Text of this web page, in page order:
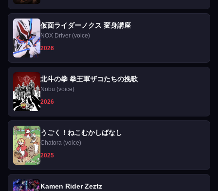
仮面ライダーノクス 変身講座
NOX Driver (voice)
2026
北斗の拳 拳王軍ザコたちの挽歌
Nobu (voice)
2026
うごく！ねこむかしばなし
Chatora (voice)
2025
Kamen Rider Zeztz